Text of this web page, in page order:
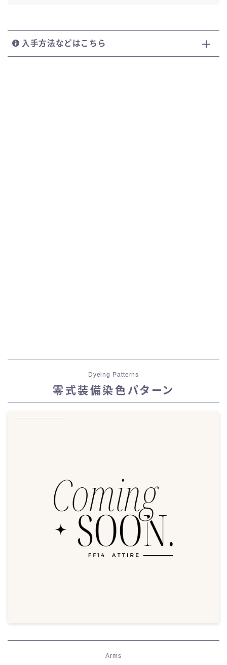
入手方法などはこちら
Dyeing Patterns
零式装備染色パターン
Arms